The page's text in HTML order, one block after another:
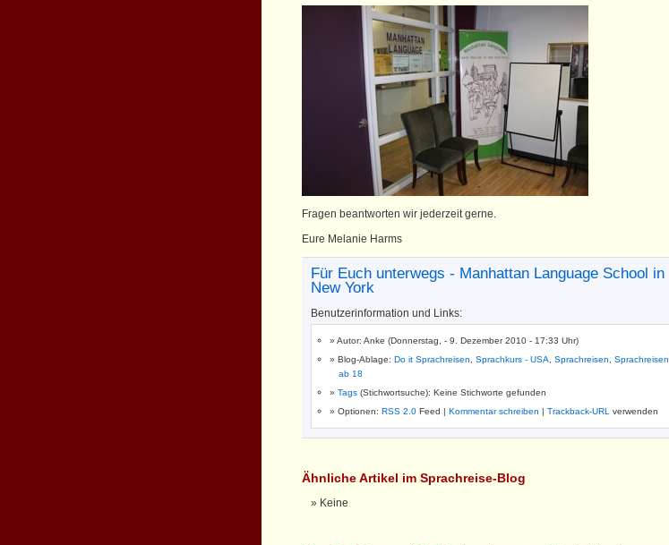
Fragen beantworten wir jederzeit gerne.
Eure Melanie Harms
Für Euch unterwegs - Manhattan Language School in
New York
Benutzerinformation und Links:
Autor: Anke (Donnerstag, - 9. Dezember 2010 - 17:33 Uhr)
Blog-Ablage: Do it Sprachreisen Sprachkurs - USA Sprachreisen
Sprachreisen
ab 18
Tags (Stichwortsuche): Keine Stichworte gefunden
Optionen: RSS 2.0 Feed | Kommentar schreiben | Trackback-URL verwenden
Ähnliche Artikel im Sprachreise-Blog
Keine